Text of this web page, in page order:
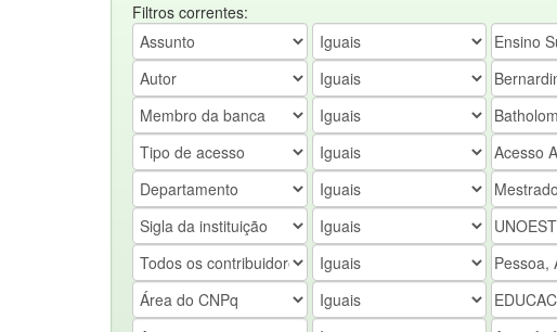
Filtros correntes: